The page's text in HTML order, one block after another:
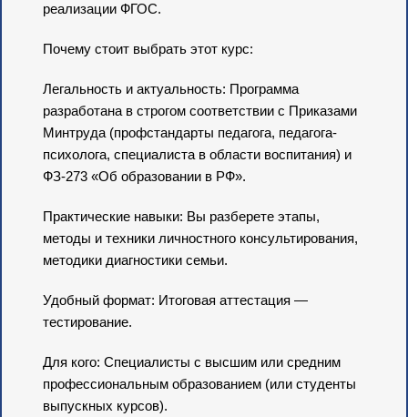
реализации ФГОС.
Почему стоит выбрать этот курс:
Легальность и актуальность: Программа
разработана в строгом соответствии с Приказами
Минтруда (профстандарты педагога, педагога-
психолога, специалиста в области воспитания) и
ФЗ-273 «Об образовании в РФ».
Практические навыки: Вы разберете этапы,
методы и техники личностного консультирования,
методики диагностики семьи.
Удобный формат: Итоговая аттестация —
тестирование.
Для кого: Специалисты с высшим или средним
профессиональным образованием (или студенты
выпускных курсов).